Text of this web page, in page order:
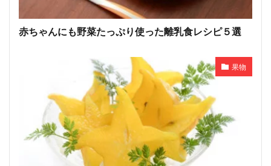
赤ちゃんにも野菜たっぷり使った離乳食レシピ５選
果物